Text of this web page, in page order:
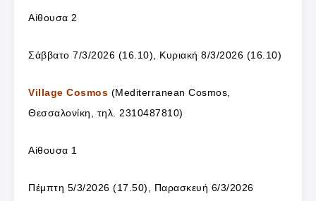
Αίθουσα 2
Σάββατο 7/3/2026 (16.10), Κυριακή 8/3/2026 (16.10)
Village Cosmos (Mediterranean Cosmos,
Θεσσαλονίκη, τηλ. 2310487810)
Αίθουσα 1
Πέμπτη 5/3/2026 (17.50), Παρασκευή 6/3/2026